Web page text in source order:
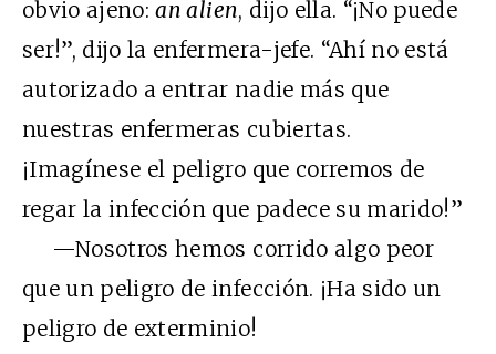
obvio ajeno:an alien, dijo ella. “¡No puede
ser!”, dijo la enfermera-jefe. “Ahí no está
autorizado a entrar nadie más que
nuestras enfermeras cubiertas.
¡Imagínese el peligro que corremos de
regar la infección que padece su marido!”
—Nosotros hemos corrido algo peor
que un peligro de infección. ¡Ha sido un
peligro de exterminio!